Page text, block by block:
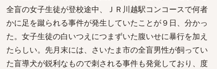
全盲の女子生徒が登校途中、ＪＲ川越駅コンコースで何者
かに足を蹴られる事件が発生していたことが９日、分かっ
た。女子生徒の白いつえにつまずいた腹いせに暴行を加え
たらしい。先月末には、さいたま市の全盲男性が飼ってい
た盲導犬が鋭利なもので刺される事件も発覚しており、度